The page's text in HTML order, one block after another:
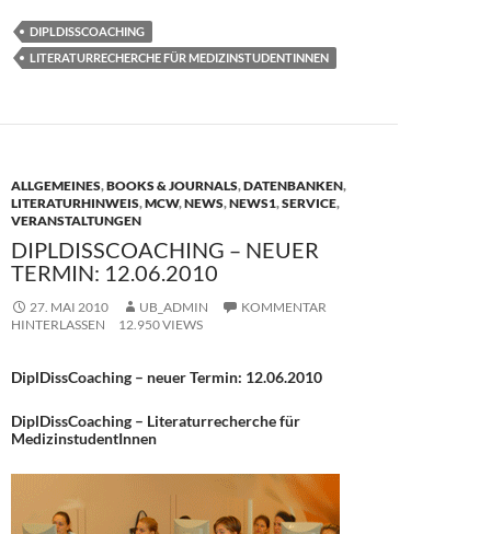
e
b
o
to
d
n
ail
n
DIPLDISSCOACHING
LITERATURRECHERCHE FÜR MEDIZINSTUDENTINNEN
ALLGEMEINES,BOOKS & JOURNALS,DATENBANKEN,
LITERATURHINWEIS,MCW,NEWS,NEWS1,SERVICE,
VERANSTALTUNGEN
DIPLDISSCOACHING – NEUER
TERMIN: 12.06.2010
27. MAI 2010 UB_ADMIN
KOMMENTAR
HINTERLASSEN
12.950 VIEWS
DiplDissCoaching – neuer Termin: 12.06.2010
DiplDissCoaching – Literaturrecherche für
MedizinstudentInnen